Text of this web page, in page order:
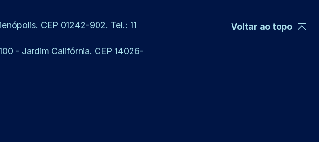
CEP 01242-902. Tel.: 11
- Jardim Califórnia. CEP 14026-
Voltar ao topo